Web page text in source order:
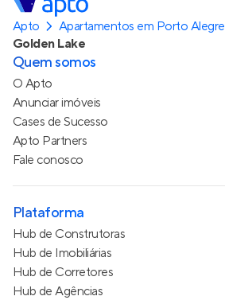
Apto Apartamentos em Porto Alegre
Golden Lake
Quem somos
O Apto
Anunciar imóveis
Cases de Sucesso
Apto Partners
Fale conosco
Plataforma
Hub de Construtoras
Hub de Imobiliárias
Hub de Corretores
Hub de Agências